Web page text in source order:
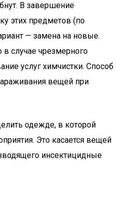
В завершение
этих предметов (по
— замена на новые.
случае чрезмерного
услуг химчистки. Способ
вещей при
одежде, в которой
Это касается вещей
инсектицидные